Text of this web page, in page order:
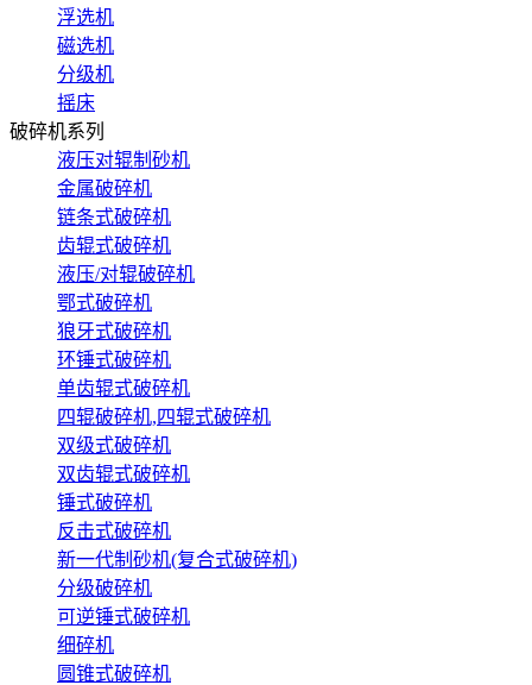
浮选机
磁选机
分级机
摇床
破碎机系列
液压对辊制砂机
金属破碎机
链条式破碎机
齿辊式破碎机
液压/对辊破碎机
鄂式破碎机
狼牙式破碎机
环锤式破碎机
单齿辊式破碎机
四辊破碎机,四辊式破碎机
双级式破碎机
双齿辊式破碎机
锤式破碎机
反击式破碎机
新一代制砂机(复合式破碎机)
分级破碎机
可逆锤式破碎机
细碎机
圆锥式破碎机